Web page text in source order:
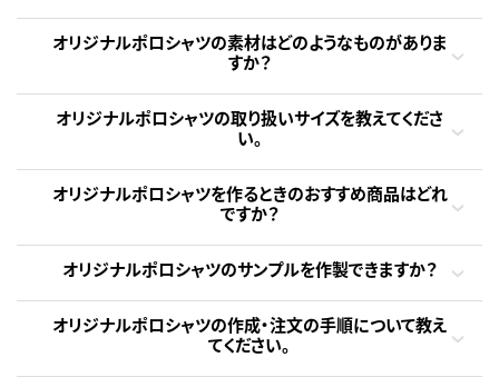
オリジナルポロシャツの素材はどのようなものがありま
すか？
オリジナルポロシャツの取り扱いサイズを教えてくださ
い。
オリジナルポロシャツを作るときのおすすめ商品はどれ
ですか？
オリジナルポロシャツのサンプルを作製できますか？
オリジナルポロシャツの作成・注文の手順について教え
てください。